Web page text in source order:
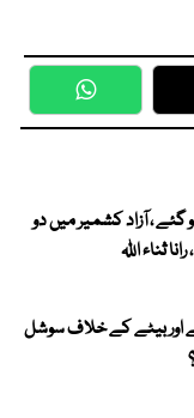
WhatsApp
گئے ، آزاد کشمیر میں دو
ثناء اللہ
اور بیٹے کے خلاف سوشل